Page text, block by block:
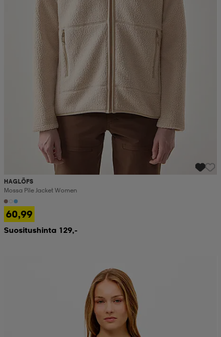
HAGLÖFS
Mossa Pile Jacket Women
60,99
Suositushinta 129,-